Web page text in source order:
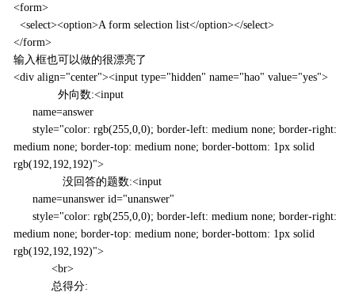
<form>
<select><option>A form selection list</option></select>
</form>
输入框也可以做的很漂亮了
<div align="center"><input type="hidden" name="hao" value="yes">
外向数:<input
name=answer
style="color: rgb(255,0,0); border-left: medium none; border-right:
medium none; border-top: medium none; border-bottom: 1px solid
rgb(192,192,192)">
没回答的题数:<input
name=unanswer id="unanswer"
style="color: rgb(255,0,0); border-left: medium none; border-right:
medium none; border-top: medium none; border-bottom: 1px solid
rgb(192,192,192)">
<br>
总得分: